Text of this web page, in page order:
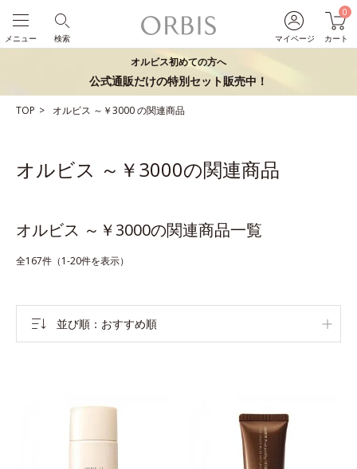
マイページ
0
カート
検索
メニュー
オルビス初めての方へ
公式通販だけの特別セット販売中！
TOP オルビス ～￥3000の関連商品
オルビス ～￥3000の関連商品
オルビス ～￥3000の関連商品一覧
全167件（1-20件を表示）
並び順 おすすめ順